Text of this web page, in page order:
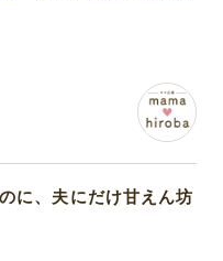
に、夫にだけ甘えん坊